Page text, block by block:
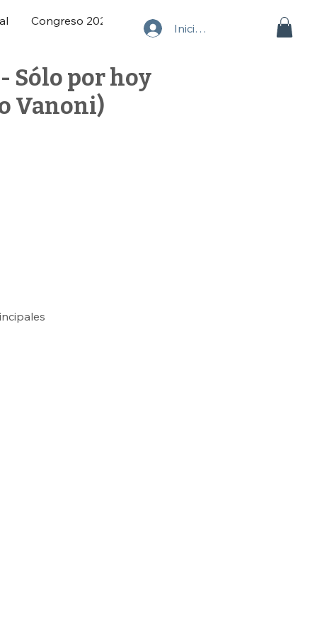
Congreso 2025
Iniciar sesión
Sólo por hoy
Vanoni)